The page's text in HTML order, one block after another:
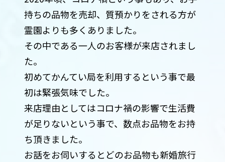
持ちの品物を売却、質預かりをされる方が
霊園よりも多くありました。
その中である一人のお客様が来店されまし
た。
初めてかんてい局を利用するという事で最
初は緊張気味でした。
来店理由としてはコロナ禍の影響で生活費
が足りないという事で、数点お品物をお持
ち頂きました。
お話をお伺いするとどのお品物も新婚旅行